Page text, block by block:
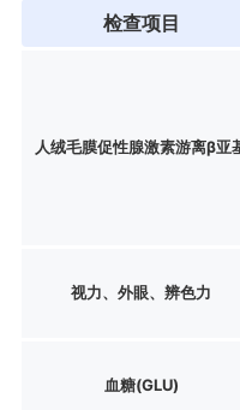
检查项目
人绒毛膜促性腺激素游离β亚
视力、外眼、辨色力
血糖(GLU)